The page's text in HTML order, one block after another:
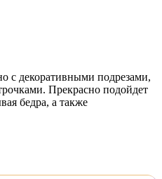
с декоративными подрезами,
Прекрасно подойдет
бедра, а также